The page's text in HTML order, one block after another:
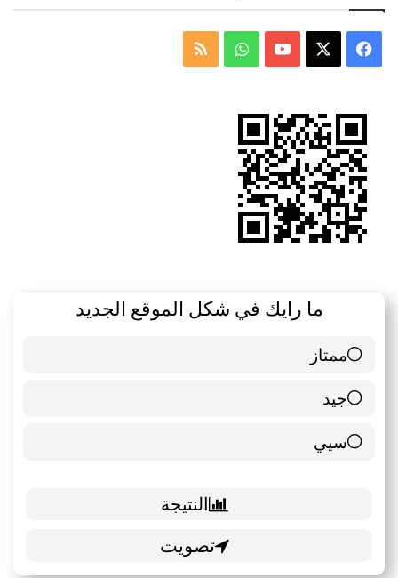
فيسبوك ‫YouTubeواتسابملخص
ما رايك في شكل الموقع الجديد
ممتاز
6 ( 85.71 % )
جيد
0 ( 0 % )
سيي
1 ( 14.29 % )